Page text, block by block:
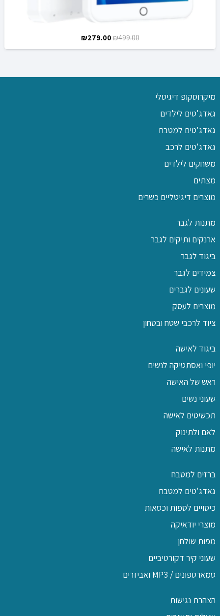
₪499.00
המחיר
המקורי
₪499.00.
₪279.00
המחיר
הנוכחי
₪279.00.
מיקרוסקופ דיגיטלי
גאדג'טים לילדים
גאדג'טים למטבח
גאדג'טים לרכב
משחקים לילדים
מצתים
מוצרים דיגיטליים כשרים
מתנות לגבר
ארנקים ותיקים לגבר
ביגוד לגבר
צמידים לגבר
שעונים לגברים
מוצרים לעסק
ציוד לרכבי שטח ובטחון
ביגוד לאישה
יופי ואסתטיקה לנשים
ראש של האישה
שעוני נשים
תכשיטים לאישה
לאם ולתינוק
מתנות לאישה
ברזים למטבח
גאדג'טים למטבח
כיסויים לספות וכסאות
מוצרי יודאיקה
מפות שולחן
שעוני קיר דקורטיביים
סמארטפונים / MP3 ואביזרים
הצהרת נגישות